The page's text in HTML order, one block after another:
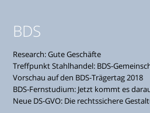
BDS
Research: Gute Geschäfte
Treffpunkt Stahlhandel: BDS-
Vorschau auf den BDS-Trägertag 2018
BDS-Fernstudium: Jetzt kommt es
Neue DS-GVO: Die rechtssichere